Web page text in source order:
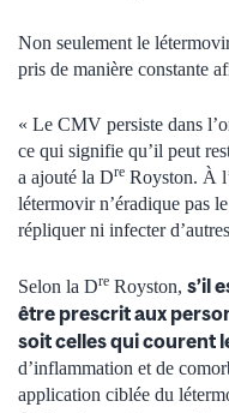
Non seulement le
pris de manière constante
« Le CMV persiste dans
ce qui signifie qu’il peut
a ajouté la Dre Royston. À
létermovir n’éradique pas
répliquer ni infecter
Selon la Dre Royston, s’il
être prescrit aux
soit celles qui courent
d’inflammation et de
application ciblée du